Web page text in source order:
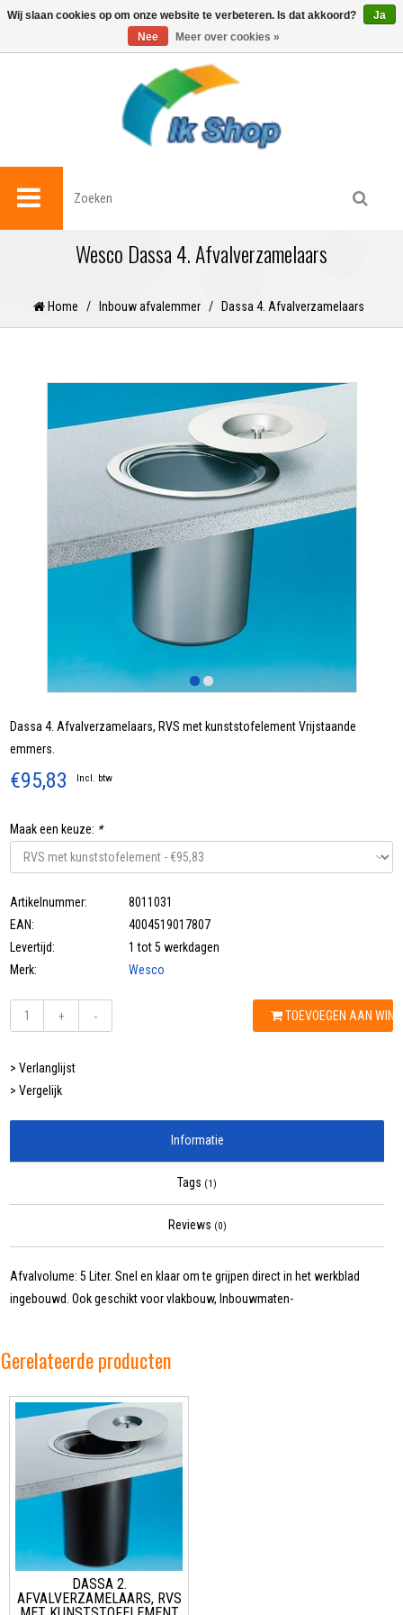
0
Wesco Dassa 4. Afvalverzamelaars
Home / Inbouw afvalemmer / Dassa 4. Afvalverzamelaars
Dassa 4. Afvalverzamelaars, RVS met kunststofelement Vrijstaande
emmers.
€95,83 Incl. btw
Maak een keuze: *
Artikelnummer:
8011031
EAN:
4004519017807
Levertijd:
1 tot 5 werkdagen
Merk:
Wesco
+ - TOEVOEGEN AAN
> Verlanglijst
> Vergelijk
Informatie
Tags (1)
Reviews (0)
Afvalvolume: 5 Liter. Snel en klaar om te grijpen direct in het werkblad
ingebouwd. Ook geschikt voor vlakbouw, Inbouwmaten-
Gerelateerde producten
DASSA 2.
AFVALVERZAMELAARS, RVS
Wij slaan cookies op om onze website te verbeteren. Is dat akkoord?
Ja
Nee
Meer over cookies »